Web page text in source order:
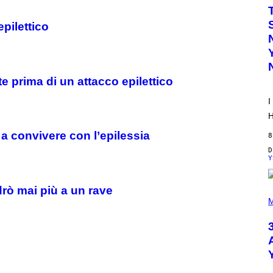
prima di un attacco epilettico
convivere con l’epilessia
mai più a un rave
T
A
N
U
K
I
V
I
C
I
H
O
B
Y
S